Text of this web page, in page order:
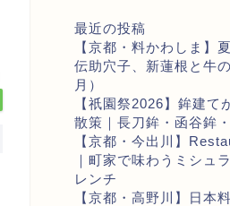
最近の投稿
【京都・料かわしま】
伝助穴子、新蓮根と牛
月）
【祇園祭2026】鉾建て
散策｜長刀鉾・函谷鉾
【京都・今出川】
｜町家で味わうミシュ
レンチ
【京都・高野川】日本